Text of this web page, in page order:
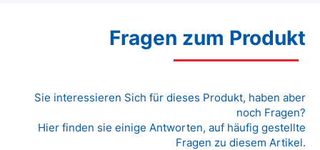
Fragen zum Produkt
Sie interessieren Sich für dieses Produkt, haben aber
noch Fragen?
Hier finden sie einige Antworten, auf häufig gestellte
Fragen zu diesem Artikel.